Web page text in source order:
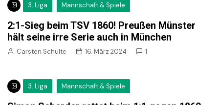
3. Liga Mannschaft & Spiele
2:1-Sieg beim TSV 1860! Preußen Münster
hält seine irre Serie auch in München
Carsten Schulte 16. März 2024 1
3. Liga Mannschaft & Spiele